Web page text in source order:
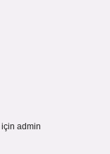
için admin